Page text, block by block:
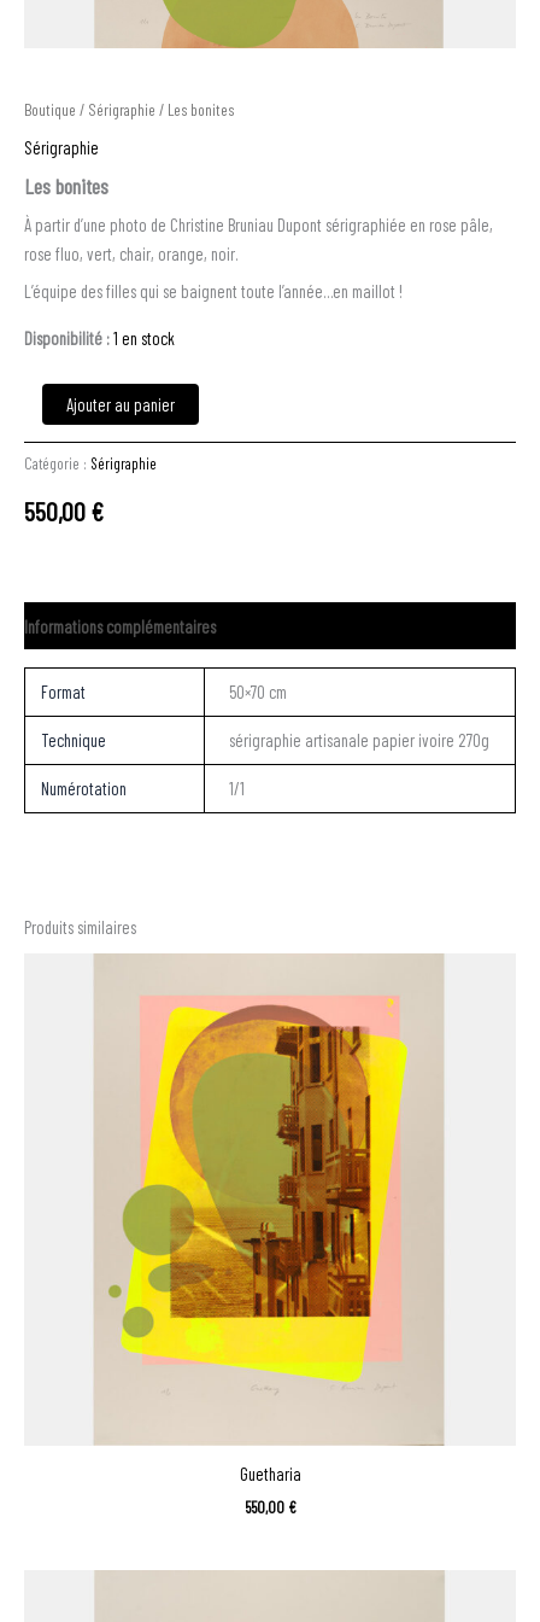
Boutique / Sérigraphie / Les bonites
Sérigraphie
Les bonites
À partir d’une photo de Christine Bruniau Dupont sérigraphiée en rose pâle,
rose fluo, vert, chair, orange, noir.
L’équipe des filles qui se baignent toute l’année…en maillot !
Disponibilité :1 en stock
Ajouter au panier
Catégorie : Sérigraphie
550,00€
Informations complémentaires
Format 50×70 cm
Technique sérigraphie artisanale papier ivoire 270g
Numérotation 1/1
Produits similaires
Guetharia
550,00 €